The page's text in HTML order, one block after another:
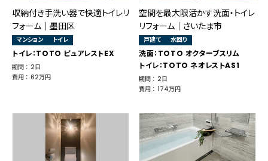
収納付き手洗い器で快適トイレリ
フォーム｜墨田区
マンション トイレ
トイレ：TOTO ピュアレストEX
期間 ： 2日
費用 ： 62万円
空間を最大限活かす洗面・トイレ
リフォーム｜さいたま市
戸建て 水回り
洗面：TOTO オクターブスリム
トイレ：TOTO ネオレストAS1
期間 ： 2日
費用 ： 174万円